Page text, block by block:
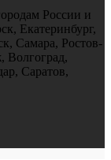
России и
Екатеринбург,
Самара, Ростов-
Волгоград,
Саратов,